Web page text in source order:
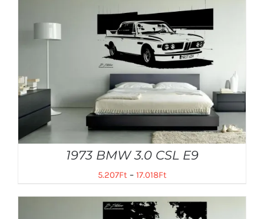
1973 BMW 3.0 CSL E9
5.207Ft– 17.018Ft